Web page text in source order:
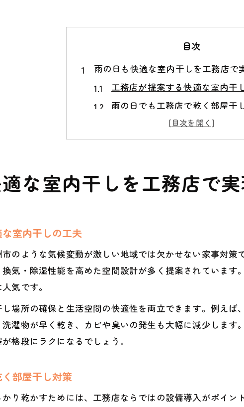
目次
雨の日も快適な室内干しを工務店で
工務店が提案する快適な室内干
雨の日でも工務店で乾く部屋干
工務店設計で叶える洗濯ストレ
工務店が考える部屋干しの動線
部屋干し対策が叶う家づくりのポイ
家事ラクな部屋干し動線を工務
工務店発の部屋干し対策ポイン
工務店設計で叶える家事動線と
家事動線重視の工務店流部屋干
工務店が提案する家事ラクな部
滋賀県野洲市の気候に合わせた部屋
な室内干しを工務店で
室内干しの工夫
のような気候変動が激しい地域では欠かせない家事対
気・除湿性能を高めた空間設計が多く提案されていま
気です。
場所の確保と生活空間の快適性を両立できます。例え
濯物が早く乾き、カビや臭いの発生も大幅に減少しま
格段にラクになるでしょう。
部屋干し対策
り乾かすためには、工務店ならではの設備導入がポイ